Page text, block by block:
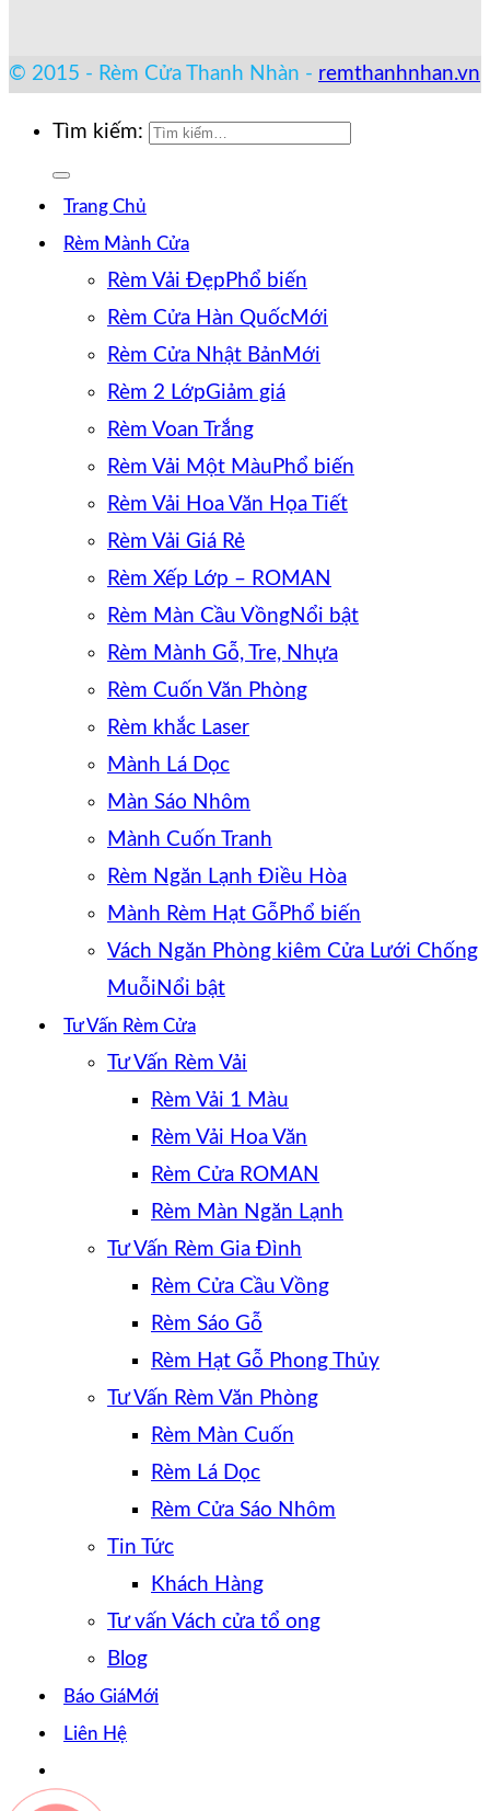
© 2015 - Rèm Cửa Thanh Nhàn - remthanhnhan.vn
Tìm kiếm:
Trang Chủ
Rèm Mành Cửa
Rèm Vải Đẹp
Rèm Cửa Hàn Quốc
Rèm Cửa Nhật Bản
Rèm 2 Lớp
Rèm Voan Trắng
Rèm Vải Một Màu
Rèm Vải Hoa Văn Họa Tiết
Rèm Vải Giá Rẻ
Rèm Xếp Lớp – ROMAN
Rèm Màn Cầu Vồng
Rèm Mành Gỗ, Tre, Nhựa
Rèm Cuốn Văn Phòng
Rèm khắc Laser
Mành Lá Dọc
Màn Sáo Nhôm
Mành Cuốn Tranh
Rèm Ngăn Lạnh Điều Hòa
Mành Rèm Hạt Gỗ
Vách Ngăn Phòng kiêm Cửa Lưới Chống
Muỗi
Tư Vấn Rèm Cửa
Tư Vấn Rèm Vải
Rèm Vải 1 Màu
Rèm Vải Hoa Văn
Rèm Cửa ROMAN
Rèm Màn Ngăn Lạnh
Tư Vấn Rèm Gia Đình
Rèm Cửa Cầu Vồng
Rèm Sáo Gỗ
Rèm Hạt Gỗ Phong Thủy
Tư Vấn Rèm Văn Phòng
Rèm Màn Cuốn
Rèm Lá Dọc
Rèm Cửa Sáo Nhôm
Tin Tức
Khách Hàng
Tư vấn Vách cửa tổ ong
Blog
Báo Giá
Liên Hệ